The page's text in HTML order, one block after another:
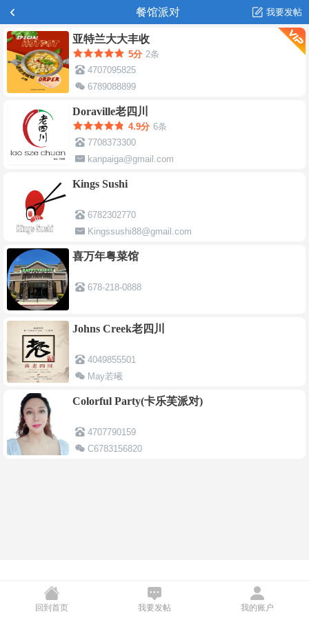
餐馆派对 我要发帖
亚特兰大大丰收
5分 2条
4707095825
6789088899
Doraville老四川
4.9分 6条
7708373300
kanpaiga@gmail.com
Kings Sushi
6782302770
Kingssushi88@gmail.com
喜万年粤菜馆
678-218-0888
Johns Creek老四川
4049855501
May若曦
Maychen0514@163.com
Colorful Party(卡乐芙派对)
4707790159
C6783156820
回到首页 我要发帖 我的账户